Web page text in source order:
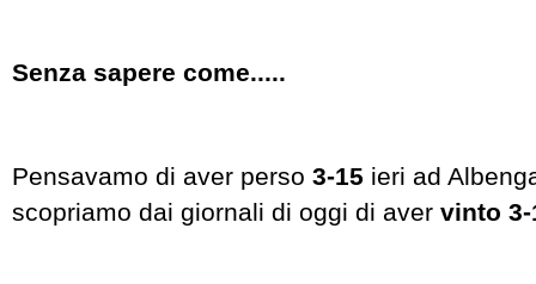
Senza sapere come.....
Pensavamo di aver perso 3-15 ieri ad
scopriamo dai giornali di oggi di aver vinto 3-